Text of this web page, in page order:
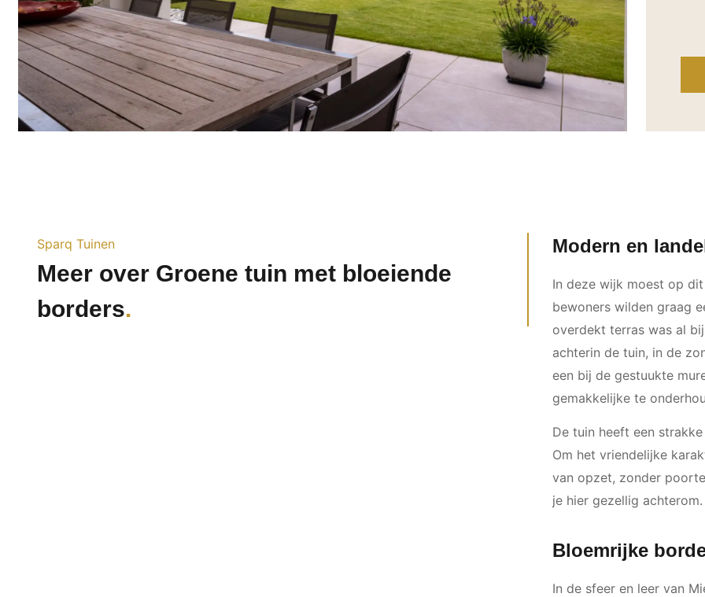
Sparq Tuinen
Meer over Groene tuin met bloeiende
borders
Modern en
In deze wijk moest op
bewoners wilden graag
overdekt terras was al
achterin de tuin, in de
een bij de gestuukte
gemakkelijke te
De tuin heeft een
Om het vriendelijke
van opzet, zonder
je hier gezellig
Bloemrijke
In de sfeer en leer van